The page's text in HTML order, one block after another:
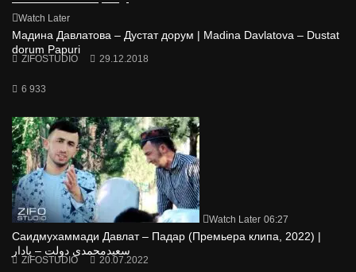
Watch Later
Мадина Давлатова – Дустат дорум | Madina Davlatova – Dustat
dorum Papuri
ZIFOSTUDIO 29.12.2018
6 933
Watch Later 06:27
Саидмухаммади Давлат – Падар (Премьера клипа, 2022) |
سعیدمحمدی دولت – پادار
ZIFOSTUDIO 20.07.2022